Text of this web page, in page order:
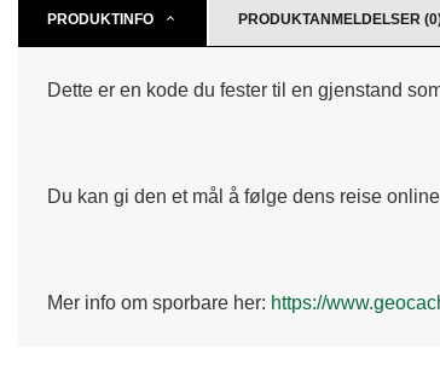
PRODUKTINFO PRODUKTANMELDELSER
Dette er en kode du fester til en gjenstand
Du kan gi den et mål å følge dens reise
Mer info om sporbare her: https://